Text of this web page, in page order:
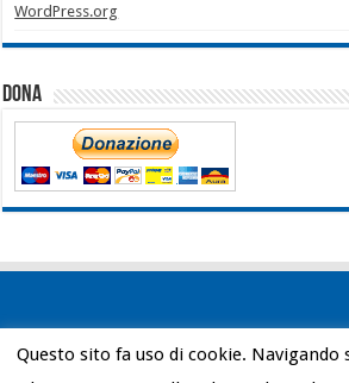
WordPress.org
Dona
Powered by WordPress| Designed
Questo sito fa uso di cookie. Navigando